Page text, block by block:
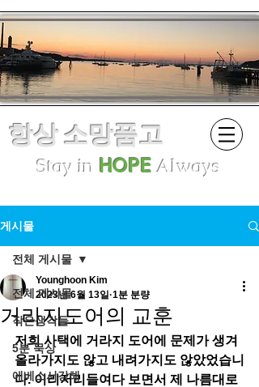
항상 소망품고
Stay in HOPE Always
게시물
전체 게시물
작은생각들
5분 묵상
에베소서강해
전체 게시물
거라지도어의 교훈
Younghoon Kim
2023년 6월 13일 1분 분량
저희 사택에 거라지 도어에 문제가 생겨
올라가지도 않고 내려가지도 않았었습니
다. 이리저리들여다 보면서 제 나름대로